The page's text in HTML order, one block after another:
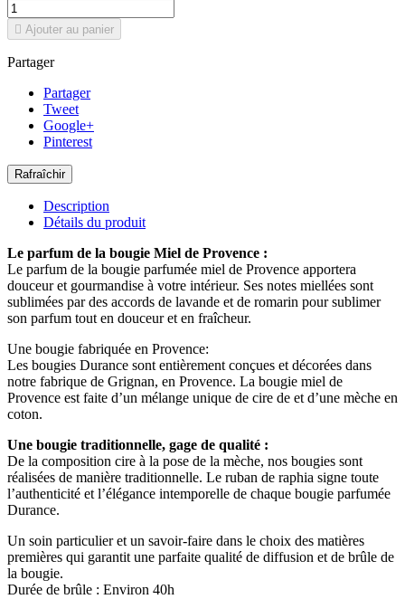
 Ajouter au panier
Partager
Partager
Tweet
Google+
Pinterest
Description
Détails du produit
Le parfum de la bougie Miel de Provence :
Le parfum de la bougie parfumée miel de Provence apportera
douceur et gourmandise à votre intérieur. Ses notes miellées sont
sublimées par des accords de lavande et de romarin pour sublimer
son parfum tout en douceur et en fraîcheur.
Une bougie fabriquée en Provence:
Les bougies Durance sont entièrement conçues et décorées dans
notre fabrique de Grignan, en Provence. La bougie miel de
Provence est faite d’un mélange unique de cire de et d’une mèche en
coton.
Une bougie traditionnelle, gage de qualité :
De la composition cire à la pose de la mèche, nos bougies sont
réalisées de manière traditionnelle. Le ruban de raphia signe toute
l’authenticité et l’élégance intemporelle de chaque bougie parfumée
Durance.
Un soin particulier et un savoir-faire dans le choix des matières
premières qui garantit une parfaite qualité de diffusion et de brûle de
la bougie.
Durée de brûle : Environ 40h